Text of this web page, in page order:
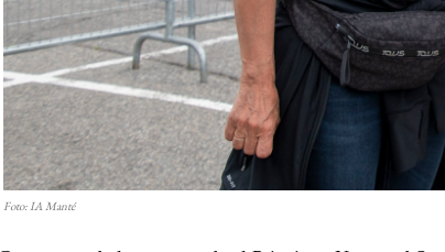
Foto: IA Manté